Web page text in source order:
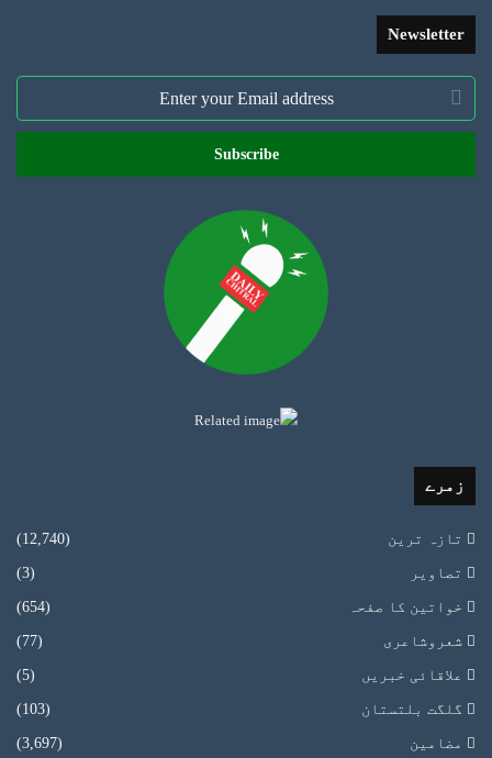
Newsletter
your
Email
زمرے
تازہ ترین (12,740)
تصاویر (3)
خواتین کا صفحہ (654)
شعروشاعری (77)
علاقائی خبریں (5)
گلگت بلتستان (103)
مضامین (3,697)